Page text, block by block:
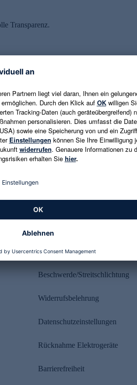
Transparenz.
in
E-Mail-Adresse eingeben
Es gelten die Datenschutzrichtlinien
Rechtliches
Beschwerde/Streitschlichtung
Widerrufsbelehrung
Datenschutzeinstellungen
Rücknahme Elektrogeräte
Barrierefreiheit